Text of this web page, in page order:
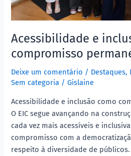
Acessibilidade e
compromisso
Deixe um comentário / Destaques,
Sem categoria /Gislaine
Acessibilidade e inclusão como
O EIC segue avançando na
cada vez mais acessíveis e
compromisso com a
respeito à diversidade de